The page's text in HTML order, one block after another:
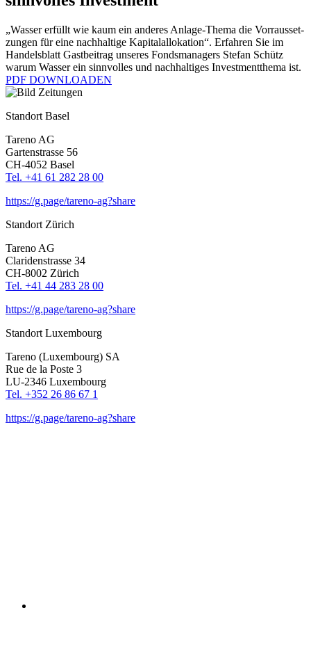
„Wasser erfüllt wie kaum ein anderes Anlage-Thema die Vorraus­set­
zungen für eine nachhal­tige Kapital­al­lo­ka­tion“. Erfahren Sie im
Handels­blatt Gastbei­trag unseres Fonds­ma­na­gers Stefan Schütz
warum Wasser ein sinnvolles und nachhal­tiges Invest­ment­thema ist.
PDF DOWNLOADEN
Standort Basel
Tareno AG
Garten­strasse 56
CH-4052 Basel
Tel. +41 61 282 28 00
https://g.page/tareno-ag?share
Standort Zürich
Tareno AG
Clari­den­strasse 34
CH-8002 Zürich
Tel. +41 44 283 28 00
https://g.page/tareno-ag?share
Standort Luxem­bourg
Tareno (Luxem­bourg) SA
Rue de la Poste 3
LU-2346 Luxem­bourg
Tel. +352 26 86 67 1
https://g.page/tareno-ag?share